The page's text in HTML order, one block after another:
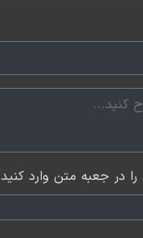
در جعبه متن وارد کنید